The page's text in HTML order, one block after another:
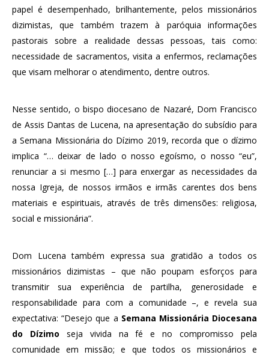
papel é desempenhado, brilhantemente, pelos missionários
dizimistas, que também trazem à paróquia informações
pastorais sobre a realidade dessas pessoas, tais como:
necessidade de sacramentos, visita a enfermos, reclamações
que visam melhorar o atendimento, dentre outros.
Nesse sentido, o bispo diocesano de Nazaré, Dom Francisco
de Assis Dantas de Lucena, na apresentação do subsídio para
a Semana Missionária do Dízimo 2019, recorda que o dízimo
implica “… deixar de lado o nosso egoísmo, o nosso “eu”,
renunciar a si mesmo […] para enxergar as necessidades da
nossa Igreja, de nossos irmãos e irmãs carentes dos bens
materiais e espirituais, através de três dimensões: religiosa,
social e missionária”.
Dom Lucena também expressa sua gratidão a todos os
missionários dizimistas – que não poupam esforços para
transmitir sua experiência de partilha, generosidade e
responsabilidade para com a comunidade –, e revela sua
expectativa: “Desejo que a Semana Missionária Diocesana
do Dízimo seja vivida na fé e no compromisso pela
comunidade em missão; e que todos os missionários e